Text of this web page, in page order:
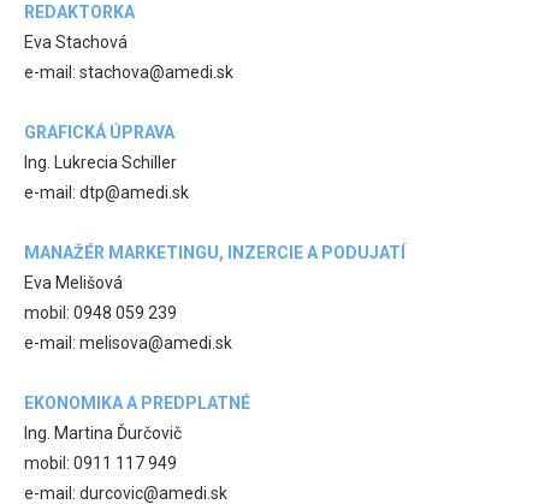
REDAKTORKA
Eva Stachová
e-mail: stachova@amedi.sk
GRAFICKÁ ÚPRAVA
Ing. Lukrecia Schiller
e-mail: dtp@amedi.sk
MANAŽÉR MARKETINGU, INZERCIE A PODUJATÍ
Eva Melišová
mobil: 0948 059 239
e-mail: melisova@amedi.sk
EKONOMIKA A PREDPLATNÉ
Ing. Martina Ďurčovič
mobil: 0911 117 949
e-mail: durcovic@amedi.sk